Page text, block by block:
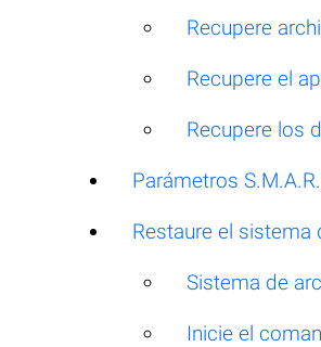
Recupere
Recupere el
Recupere los
Parámetros
Restaure el sistema
Sistema de
Inicie el